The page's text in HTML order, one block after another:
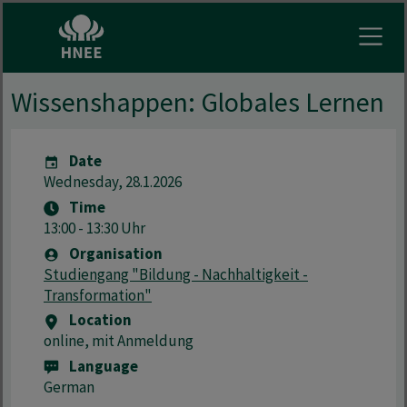
Wissenshappen: Globales Lernen
Date
Wednesday, 28.1.2026
Time
13:00 - 13:30 Uhr
Organisation
Studiengang "Bildung - Nachhaltigkeit -
Transformation"
Location
online, mit Anmeldung
Language
German